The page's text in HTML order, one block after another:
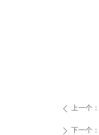
ꄴ 上一个：
ꄲ 下一个：